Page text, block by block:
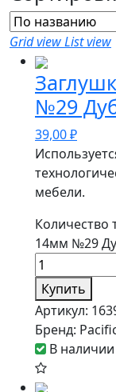
Grid viewList view
№29
39,00₽
мебели.
Количество
14мм №29
Купить
Артикул:
Бренд:
В наличии